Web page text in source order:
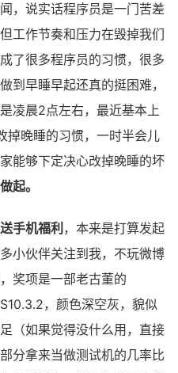
，说实话程序员是一门苦差
工作节奏和压力在毁掉我们
了很多程序员的习惯，很多
到早睡早起还真的挺困难，
凌晨2点左右，最近基本上
掉晚睡的习惯，一时半会儿
能够下定决心改掉晚睡的坏
起。
手机福利 ，本来是打算发起
小伙伴关注到我，不玩微博
奖项是一部老古董的
，颜色深空灰，貌似
（如果觉得没什么用，直接
分拿来当做测试机的几率比